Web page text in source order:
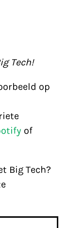
Tech!
op
of
Big Tech?